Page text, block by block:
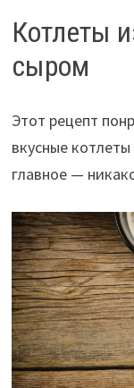
Котлеты
сыром
Этот рецепт
вкусные
главное —